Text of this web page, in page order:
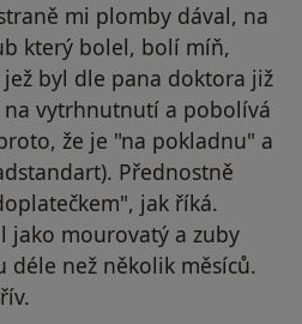
mi plomby dával, na
který bolel, bolí míň,
byl dle pana doktora již
vytrhnutnutí a pobolívá
že je "na pokladnu" a
Přednostně
jak říká.
jako mourovatý a zuby
déle než několik měsíců.